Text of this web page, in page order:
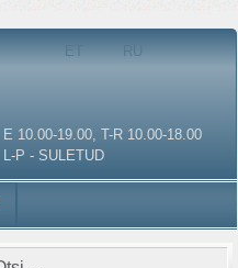
ET RU
E 10.00-19.00, T-R 10.00-18.00
L-P - SULETUD